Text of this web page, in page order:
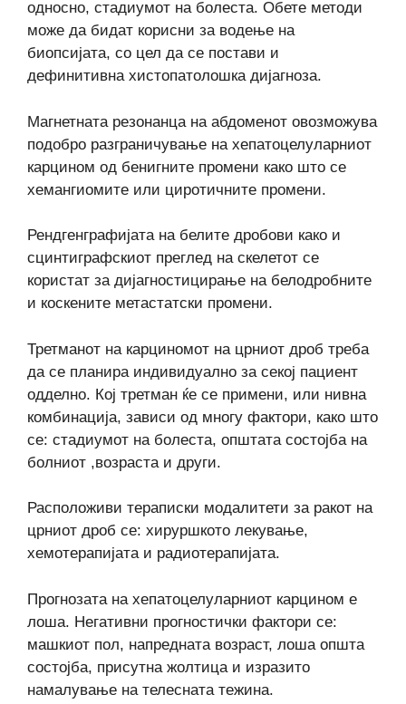
односно, стадиумот на болеста. Обете методи
може да бидат корисни за водење на
биопсијата, со цел да се постави и
дефинитивна хистопатолошка дијагноза.
Магнетната резонанца на абдоменот овозможува
подобро разграничување на хепатоцелуларниот
карцином од бенигните промени како што се
хемангиомите или циротичните промени.
Рендгенграфијата на белите дробови како и
сцинтиграфскиот преглед на скелетот се
користат за дијагностицирање на белодробните
и коскените метастатски промени.
Третманот на карциномот на црниот дроб треба
да се планира индивидуално за секој пациент
одделно. Кој третман ќе се примени, или нивна
комбинација, зависи од многу фактори, како што
се: стадиумот на болеста, општата состојба на
болниот ,возраста и други.
Расположиви тераписки модалитети за ракот на
црниот дроб се: хируршкото лекување,
хемотерапијата и радиотерапијата.
Прогнозата на хепатоцелуларниот карцином е
лоша. Негативни прогностички фактори се:
машкиот пол, напредната возраст, лоша општа
состојба, присутна жолтица и изразито
намалување на телесната тежина.